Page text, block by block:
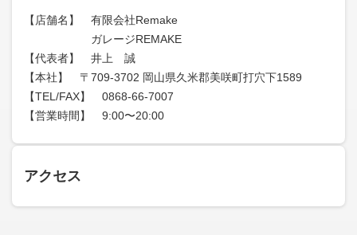
【店舗名】 有限会社Remake
ガレージREMAKE
【代表者】 井上 誠
【本社】 〒709-3702 岡山県久米郡美咲町打穴下1589
【TEL/FAX】 0868-66-7007
【営業時間】 9:00〜20:00
アクセス